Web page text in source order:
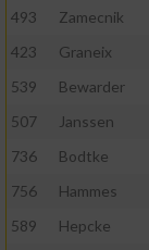
493
Zamecnik
423
Graneix
539
Bewarder
507
Janssen
736
Bodtke
756
Hammes
589
Hepcke
von Inhalten
personalisierter
Messung der
Messung der